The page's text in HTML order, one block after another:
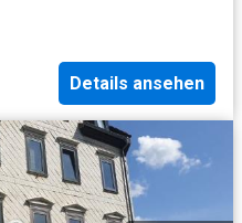
Details ansehen